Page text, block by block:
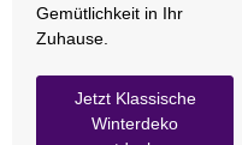
Gemütlichkeit in Ihr
Zuhause.
Jetzt Klassische
Winterdeko